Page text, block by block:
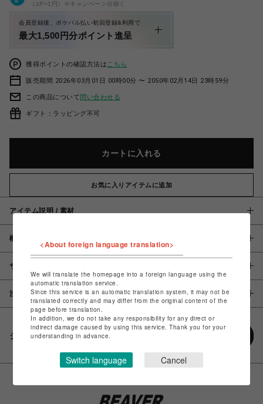
（1P=1円）※キャンペーン分除く
会員登録後、ポケパル払い初回登録&利用で
最大1,500円分ポイント進呈
獲得ポイントの確認方法は こちら
販売期間 2026年03月01日 00時00分 〜 2050年02月14日 23時59分
この商品について問い合わせる
ギフト：ラッピング不可
カートに入れる
お気に入りアイテムに追加
アイテム説明 / 素材
概要
サイズ
注意事項
シェアする
<About foreign language translation>
We will translate the homepage into a foreign language using the
automatic translation service.
Since this service is an automatic translation system, it may not be
translated correctly and may differ from the original content of the
page before translation.
In addition, we do not take any responsibility for any direct or
indirect damage caused by using this service. Thank you for your
understanding in advance.
Switch language Cancel